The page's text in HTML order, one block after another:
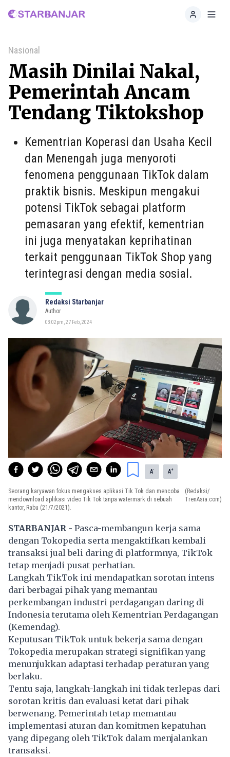
Home
Nasional
Masih Dinilai Nakal,
Pemerintah Ancam
Tendang Tiktokshop
Kementrian Koperasi dan Usaha Kecil
dan Menengah juga menyoroti
fenomena penggunaan TikTok dalam
praktik bisnis. Meskipun mengakui
potensi TikTok sebagai platform
pemasaran yang efektif, kementrian
ini juga menyatakan keprihatinan
terkait penggunaan TikTok Shop yang
terintegrasi dengan media sosial.
Redaksi Starbanjar
Author
03:02pm, 27 Feb, 2024
A- A+
Seorang karyawan fokus mengakses aplikasi Tik Tok dan mencoba
mendownload aplikasi video Tik Tok tanpa watermark di sebuah
kantor, Rabu (21/7/2021).
(Redaksi/
TrenAsia.com)
STARBANJAR - Pasca-membangun kerja sama
dengan Tokopedia serta mengaktifkan kembali
transaksi jual beli daring di platformnya, TikTok
tetap menjadi pusat perhatian.
Langkah TikTok ini mendapatkan sorotan intens
dari berbagai pihak yang memantau
perkembangan industri perdagangan daring di
Indonesia terutama oleh Kementrian Perdagangan
(Kemendag).
Keputusan TikTok untuk bekerja sama dengan
Tokopedia merupakan strategi signifikan yang
menunjukkan adaptasi terhadap peraturan yang
berlaku.
Tentu saja, langkah-langkah ini tidak terlepas dari
sorotan kritis dan evaluasi ketat dari pihak
berwenang. Pemerintah tetap memantau
implementasi aturan dan komitmen kepatuhan
yang dipegang oleh TikTok dalam menjalankan
transaksi.